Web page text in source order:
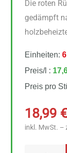
Die roten
gedämpft
Einheiten:
Preis/l :
Preis pro
18,99 €
inkl. MwSt. –